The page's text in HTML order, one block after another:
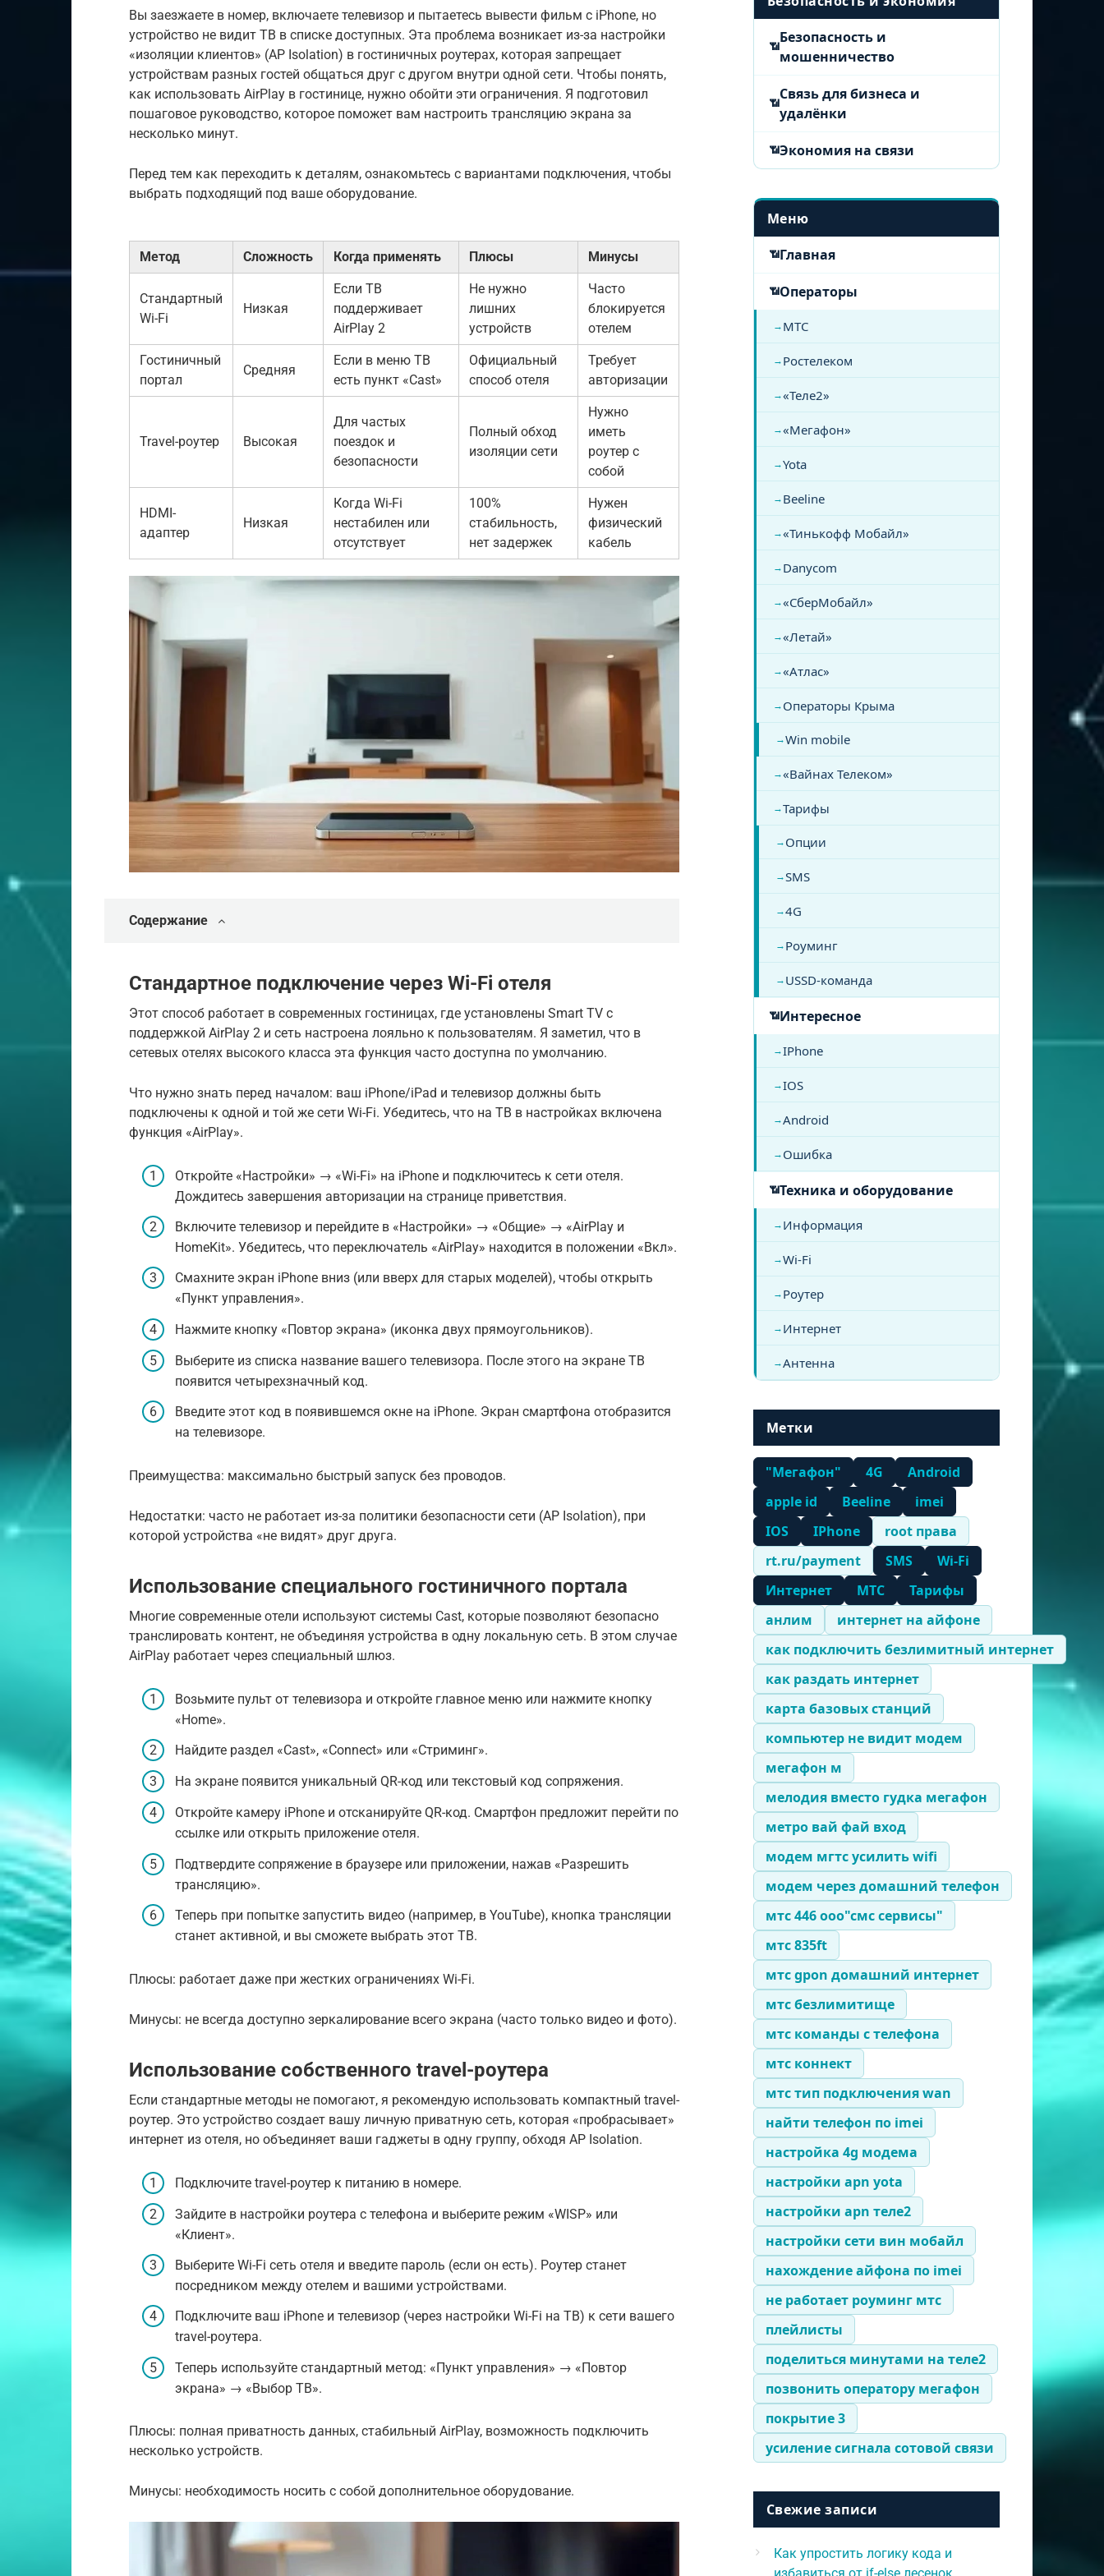
Вы заезжаете в номер, включаете телевизор и пытаетесь вывести фильм с iPhone, но
устройство не видит ТВ в списке доступных. Эта проблема возникает из-за настройки
«изоляции клиентов» (AP Isolation) в гостиничных роутерах, которая запрещает
устройствам разных гостей общаться друг с другом внутри одной сети. Чтобы понять,
как использовать AirPlay в гостинице, нужно обойти эти ограничения. Я подготовил
пошаговое руководство, которое поможет вам настроить трансляцию экрана за
несколько минут.
Перед тем как переходить к деталям, ознакомьтесь с вариантами подключения, чтобы
выбрать подходящий под ваше оборудование.
Метод Сложность Когда применять Плюсы Минусы
Стандартный
Wi-Fi
Низкая
Если ТВ
поддерживает
AirPlay 2
Не нужно
лишних
устройств
Часто
блокируется
отелем
Гостиничный
портал
Средняя
Если в меню ТВ
есть пункт «Cast»
Официальный
способ отеля
Требует
авторизации
Travel-роутер Высокая
Для частых
поездок и
безопасности
Полный обход
изоляции сети
Нужно
иметь
роутер с
собой
HDMI-
адаптер
Низкая
Когда Wi-Fi
нестабилен или
отсутствует
100%
стабильность,
нет задержек
Нужен
физический
кабель
Содержание
Стандартное подключение через Wi-Fi отеля
Этот способ работает в современных гостиницах, где установлены Smart TV с
поддержкой AirPlay 2 и сеть настроена лояльно к пользователям. Я заметил, что в
сетевых отелях высокого класса эта функция часто доступна по умолчанию.
Что нужно знать перед началом: ваш iPhone/iPad и телевизор должны быть
подключены к одной и той же сети Wi-Fi. Убедитесь, что на ТВ в настройках включена
функция «AirPlay».
Откройте «Настройки» → «Wi-Fi» на iPhone и подключитесь к сети отеля.
Дождитесь завершения авторизации на странице приветствия.
Включите телевизор и перейдите в «Настройки» → «Общие» → «AirPlay и
HomeKit». Убедитесь, что переключатель «AirPlay» находится в положении «Вкл».
Смахните экран iPhone вниз (или вверх для старых моделей), чтобы открыть
«Пункт управления».
Нажмите кнопку «Повтор экрана» (иконка двух прямоугольников).
Выберите из списка название вашего телевизора. После этого на экране ТВ
появится четырехзначный код.
Введите этот код в появившемся окне на iPhone. Экран смартфона отобразится
на телевизоре.
Преимущества: максимально быстрый запуск без проводов.
Недостатки: часто не работает из-за политики безопасности сети (AP Isolation), при
которой устройства «не видят» друг друга.
Использование специального гостиничного портала
Многие современные отели используют системы Cast, которые позволяют безопасно
транслировать контент, не объединяя устройства в одну локальную сеть. В этом случае
AirPlay работает через специальный шлюз.
Возьмите пульт от телевизора и откройте главное меню или нажмите кнопку
«Home».
Найдите раздел «Cast», «Connect» или «Стриминг».
На экране появится уникальный QR-код или текстовый код сопряжения.
Откройте камеру iPhone и отсканируйте QR-код. Смартфон предложит перейти по
ссылке или открыть приложение отеля.
Подтвердите сопряжение в браузере или приложении, нажав «Разрешить
трансляцию».
Теперь при попытке запустить видео (например, в YouTube), кнопка трансляции
станет активной, и вы сможете выбрать этот ТВ.
Плюсы: работает даже при жестких ограничениях Wi-Fi.
Минусы: не всегда доступно зеркалирование всего экрана (часто только видео и фото).
Использование собственного travel-роутера
Если стандартные методы не помогают, я рекомендую использовать компактный travel-
роутер. Это устройство создает вашу личную приватную сеть, которая «пробрасывает»
интернет из отеля, но объединяет ваши гаджеты в одну группу, обходя AP Isolation.
Подключите travel-роутер к питанию в номере.
Зайдите в настройки роутера с телефона и выберите режим «WISP» или
«Клиент».
Выберите Wi-Fi сеть отеля и введите пароль (если он есть). Роутер станет
посредником между отелем и вашими устройствами.
Подключите ваш iPhone и телевизор (через настройки Wi-Fi на ТВ) к сети вашего
travel-роутера.
Теперь используйте стандартный метод: «Пункт управления» → «Повтор
экрана» → «Выбор ТВ».
Плюсы: полная приватность данных, стабильный AirPlay, возможность подключить
несколько устройств.
Минусы: необходимость носить с собой дополнительное оборудование.
Безопасность и
мошенничество
Связь для бизнеса и
удалёнки
Экономия на связи
Меню
Главная
Операторы
МТС
Ростелеком
«Теле2»
«Мегафон»
Yota
Beeline
«Тинькофф Мобайл»
Danycom
«СберМобайл»
«Летай»
«Атлас»
Операторы Крыма
Win mobile
«Вайнах Телеком»
Тарифы
Опции
SMS
4G
Роуминг
USSD-команда
Интересное
IPhone
IOS
Android
Ошибка
Техника и оборудование
Информация
Wi-Fi
Роутер
Интернет
Антенна
Метки
"Мегафон" 4G
Android
apple id
Beeline
imei
IOS
IPhone
root права
rt.ru/payment
SMS
Wi-Fi
Интернет
МТС
Тарифы
анлим
интернет на айфоне
как подключить безлимитный интернет
как раздать интернет
карта базовых станций
компьютер не видит модем
мегафон м
мелодия вместо гудка мегафон
метро вай фай вход
модем мгтс усилить wifi
модем через домашний телефон
мтс 446 ооо"смс сервисы"
мтс 835ft
мтс gpon домашний интернет
мтс безлимитище
мтс команды с телефона
мтс коннект
мтс тип подключения wan
найти телефон по imei
настройка 4g модема
настройки apn yota
настройки apn теле2
настройки сети вин мобайл
нахождение айфона по imei
не работает роуминг мтс
плейлисты
поделиться минутами на теле2
позвонить оператору мегафон
покрытие 3
усиление сигнала сотовой связи
Свежие записи
Как упростить логику кода и